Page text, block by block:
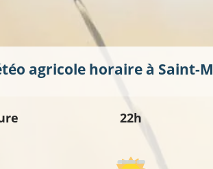
agricole horaire à Saint-
22h